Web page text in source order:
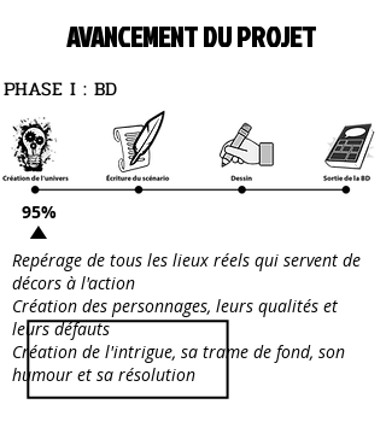
AVANCEMENT DU PROJET
PHASE I : BD
Repérage de tous les lieux réels qui servent de
décors à l'action
Création des personnages, leurs qualités et
leurs défauts
Création de l'intrigue, sa trame de fond, son
humour et sa résolution
95%